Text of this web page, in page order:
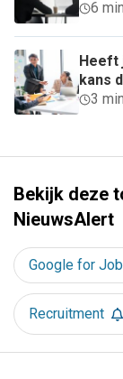
6 min
Heeft
kans
3 min
Bekijk deze
NieuwsAlert
Google for
Recruitment